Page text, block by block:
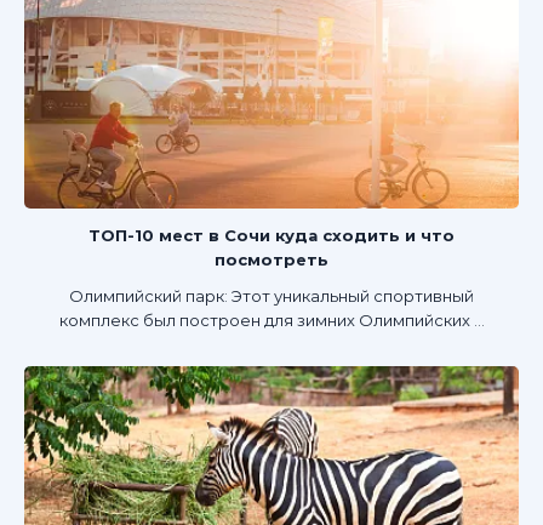
ТОП-10 мест в Сочи куда сходить и что
посмотреть
Олимпийский парк: Этот уникальный спортивный
комплекс был построен для зимних Олимпийских ...